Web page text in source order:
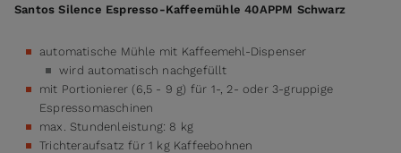
Santos Silence Espresso-Kaffeemühle 40APPM Schwarz
automatische Mühle mit Kaffeemehl-Dispenser
wird automatisch nachgefüllt
mit Portionierer (6,5 - 9 g) für 1-, 2- oder 3-gruppige
Espressomaschinen
max. Stundenleistung: 8 kg
Trichteraufsatz für 1 kg Kaffeebohnen